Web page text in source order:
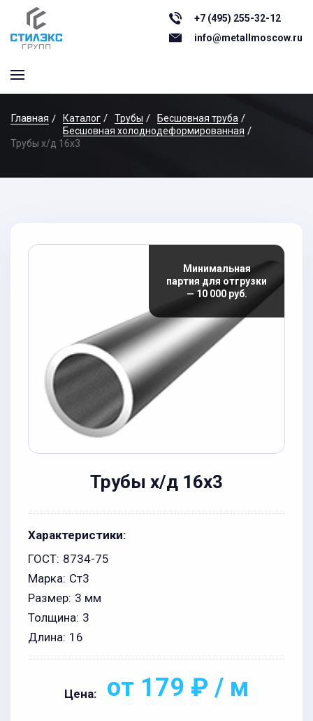
+7 (495) 255-32-12
info@metallmoscow.ru
Главная Каталог Трубы
Бесшовная труба
Бесшовная холоднодеформированная
Трубы х/д 16x3
Минимальная
партия для отгрузки
— 10 000 руб.
Трубы х/д 16x3
Характеристики:
ГОСТ: 8734-75
Марка: Ст3
Размер: 3 мм
Толщина: 3
Длина: 16
Цена: от 179 ₽ / м